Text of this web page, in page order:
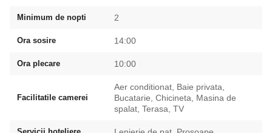
Minimum de nopti 2
Ora sosire 14:00
Ora plecare 10:00
Facilitatile camerei
Aer conditionat, Baie privata,
Bucatarie, Chicineta, Masina de
spalat, Terasa, TV